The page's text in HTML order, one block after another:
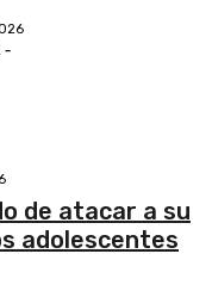
-
de atacar a su
adolescentes